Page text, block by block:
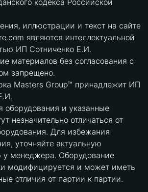
кодекса Российской
иллюстрации и текст на сайте
являются интеллектуальной
ИП Сотниченко Е.И.
материалов без согласования с
запрещено.
Masters Group™ принадлежит ИП
оборудования и указанные
незначительно отличаться от
Для избежания
уточняйте актуальную
менеджера. Оборудование
модифицируется и может иметь
отличия от партии к партии.